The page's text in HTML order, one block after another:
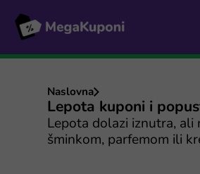
Naslovna
Lepota kuponi i
Lepota dolazi iznutra, ali
šminkom, parfemom ili